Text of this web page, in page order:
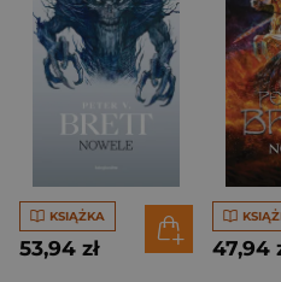
KSIĄŻKA
53,94 zł 47,94